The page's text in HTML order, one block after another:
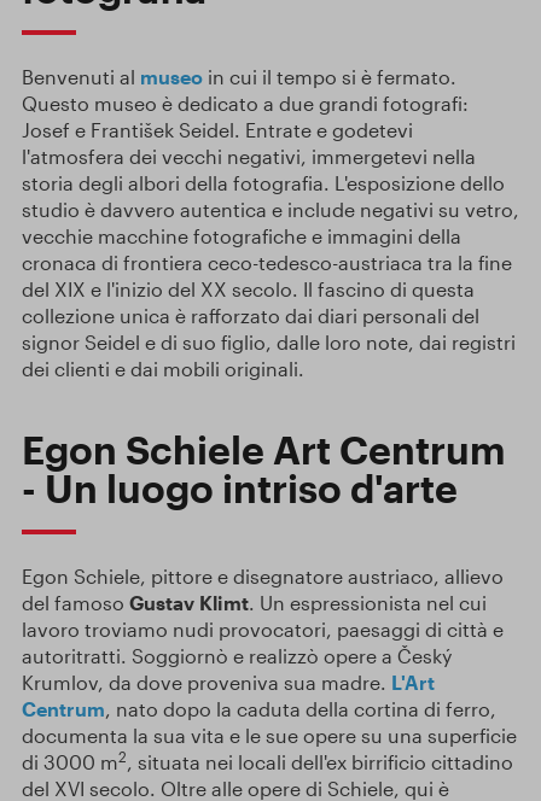
Benvenuti al museo in cui il tempo si è fermato.
Questo museo è dedicato a due grandi fotografi:
Josef e František Seidel. Entrate e godetevi
l'atmosfera dei vecchi negativi, immergetevi nella
storia degli albori della fotografia. L'esposizione dello
studio è davvero autentica e include negativi su vetro,
vecchie macchine fotografiche e immagini della
cronaca di frontiera ceco-tedesco-austriaca tra la fine
del XIX e l'inizio del XX secolo. Il fascino di questa
collezione unica è rafforzato dai diari personali del
signor Seidel e di suo figlio, dalle loro note, dai registri
dei clienti e dai mobili originali.
Egon Schiele Art Centrum
- Un luogo intriso d'arte
Egon Schiele, pittore e disegnatore austriaco, allievo
del famoso Gustav Klimt . Un espressionista nel cui
lavoro troviamo nudi provocatori, paesaggi di città e
autoritratti. Soggiornò e realizzò opere a Český
Krumlov, da dove proveniva sua madre. L'Art
Centrum , nato dopo la caduta della cortina di ferro,
documenta la sua vita e le sue opere su una superficie
di 3000 m2
, situata nei locali dell'ex birrificio cittadino
del XVI secolo. Oltre alle opere di Schiele, qui è